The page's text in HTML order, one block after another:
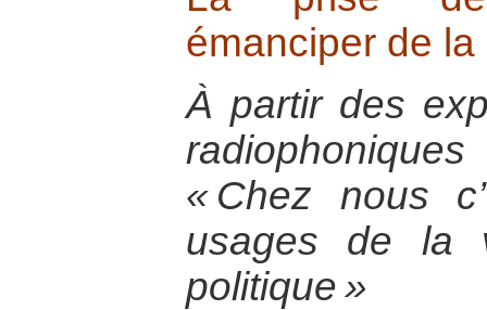
émanciper de
À partir des
« Chez nous
usages de la
politique »